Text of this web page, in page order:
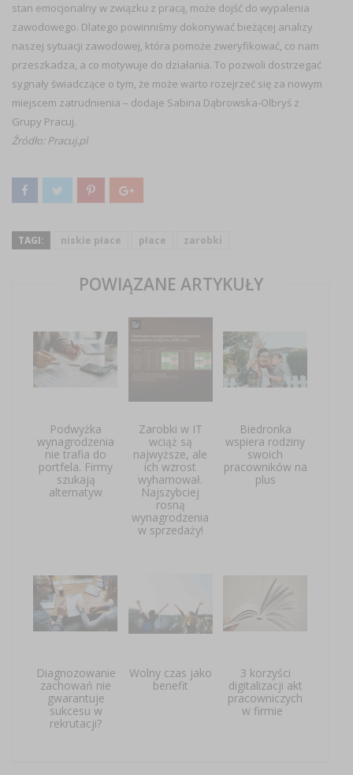
stan emocjonalny w związku z pracą, może dojść do wypalenia
zawodowego. Dlatego powinniśmy dokonywać bieżącej analizy
naszej sytuacji zawodowej, która pomoże zweryfikować, co nam
przeszkadza, a co motywuje do działania. To pozwoli dostrzegać
sygnały świadczące o tym, że może warto rozejrzeć się za nowym
miejscem zatrudnienia – dodaje Sabina Dąbrowska-Olbryś z
Grupy Pracuj.
Źródło: Pracuj.pl
TAGI: niskie płace płace zarobki
POWIĄZANE ARTYKUŁY
Podwyżka
wynagrodzenia
nie trafia do
portfela. Firmy
szukają
alternatyw
Zarobki w IT
wciąż są
najwyższe, ale
ich wzrost
wyhamował.
Najszybciej
rosną
wynagrodzenia
w sprzedaży!
Biedronka
wspiera rodziny
swoich
pracowników na
plus
Diagnozowanie
zachowań nie
gwarantuje
sukcesu w
rekrutacji?
Wolny czas jako
benefit
3 korzyści
digitalizacji akt
pracowniczych
w firmie